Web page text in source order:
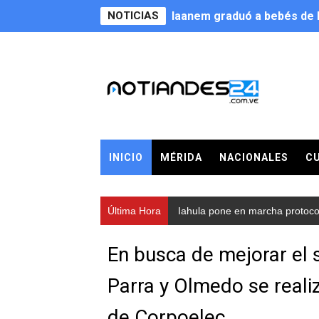
NOTICIAS Iaanem graduó a bebés
Arranca en Rivas Dávila el
CorpoMérida continúa
Fundacite culmina primera
Nevado Gas optimiza
Alcaldía del Municipio
INICIO MÉRIDA NACIONALES
Última Hora Iahula pone en marcha
En busca de mejorar el
Parra y Olmedo se